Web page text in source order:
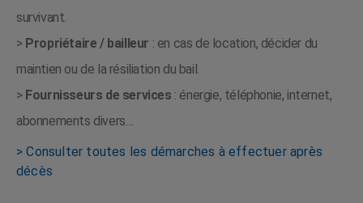
survivant.
> Propriétaire / bailleur : en cas de location, décider du
maintien ou de la résiliation du bail.
> Fournisseurs de services : énergie, téléphonie, internet,
abonnements divers…
> Consulter toutes les démarches à effectuer après
décès